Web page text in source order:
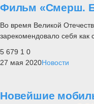
Фильм «Смерш.
Во время Великой
зарекомендовало себя
5 679 1 0
27 мая 2020Новости
Новейшие